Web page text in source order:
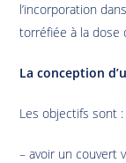
l’incorporation
torréfiée à la dose
La conception
Les objectifs sont :
– avoir un couvert